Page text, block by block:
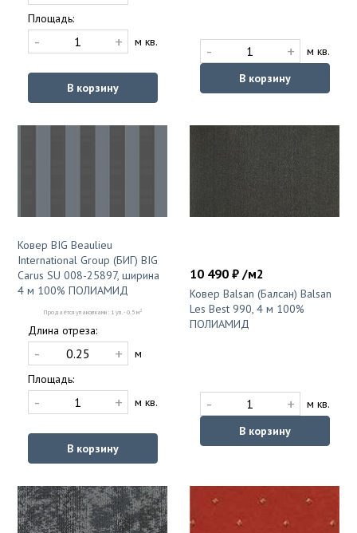
Площадь:
- + м кв.
В корзину
- +
м кв.
В корзину
Ковер BIG Beaulieu
International Group (БИГ) BIG
Carus SU 008-25897, ширина
4 м 100% ПОЛИАМИД
Продаётся упаковками: 1 уп. - 0.5 м2
Длина отреза:
- +
м
Площадь:
- + м кв.
В корзину
10 490 ₽ /м2
Ковер Balsan (Балсан) Balsan
Les Best 990, 4 м 100%
ПОЛИАМИД
- +
м кв.
В корзину